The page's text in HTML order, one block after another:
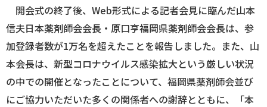
開会式の終了後、Web形式による記者会見に臨んだ山本
信夫日本薬剤師会会長・原口亨福岡県薬剤師会会長は、参
加登録者数が1万名を超えたことを報告しました。また、山
本会長は、新型コロナウイルス感染拡大という厳しい状況
の中での開催となったことについて、福岡県薬剤師会並び
にご協力いただいた多くの関係者への謝辞とともに、「本